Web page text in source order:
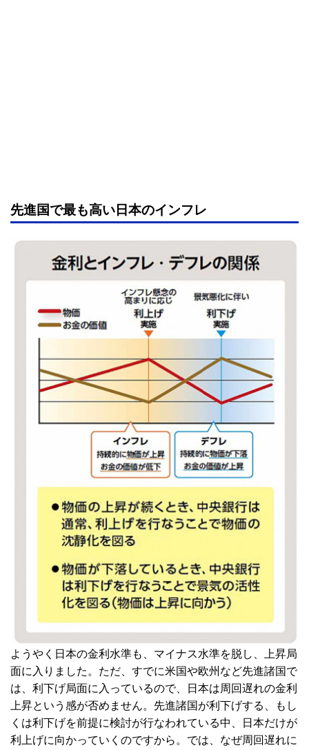
先進国で最も高い日本のインフレ
ようやく日本の金利水準も、マイナス水準を脱し、上昇局
面に入りました。ただ、すでに米国や欧州など先進諸国で
は、利下げ局面に入っているので、日本は周回遅れの金利
上昇という感が否めません。先進諸国が利下げする、もし
くは利下げを前提に検討が行なわれている中、日本だけが
利上げに向かっていくのですから。では、なぜ周回遅れに